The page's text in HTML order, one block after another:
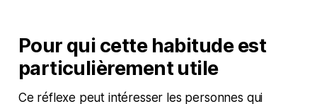
Pour qui cette habitude est
particulièrement utile
Ce réflexe peut intéresser les personnes qui